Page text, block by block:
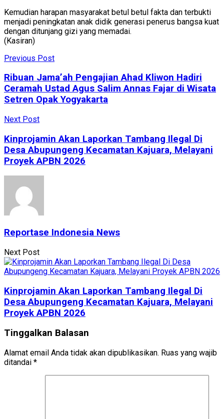
Kemudian harapan masyarakat betul betul fakta dan terbukti
menjadi peningkatan anak didik generasi penerus bangsa kuat
dengan ditunjang gizi yang memadai.
(Kasiran)
Previous Post
Ribuan Jama’ah Pengajian Ahad Kliwon Hadiri
Ceramah Ustad Agus Salim Annas Fajar di Wisata
Setren Opak Yogyakarta
Next Post
Kinprojamin Akan Laporkan Tambang Ilegal Di
Desa Abupungeng Kecamatan Kajuara, Melayani
Proyek APBN 2026
Reportase Indonesia News
Next Post
Kinprojamin Akan Laporkan Tambang Ilegal Di
Desa Abupungeng Kecamatan Kajuara, Melayani
Proyek APBN 2026
Tinggalkan Balasan
Alamat email Anda tidak akan dipublikasikan. Ruas yang wajib
ditandai *